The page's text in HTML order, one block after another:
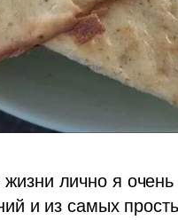
лично я
и из самых